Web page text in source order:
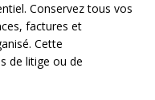
Conservez tous vos
factures et
Cette
de litige ou de